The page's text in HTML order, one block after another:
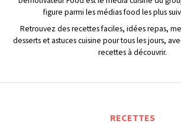
figure parmi les médias food les plus
Retrouvez des recettes faciles, idées repas,
desserts et astuces cuisine pour tous les jours,
recettes à découvrir.
RECETTES